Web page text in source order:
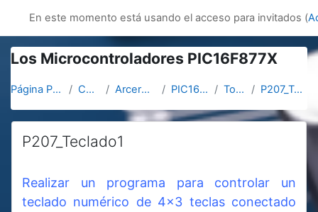
innovacion
En este momento está usando el acceso para invitados (
Los Microcontroladores PIC16F877X
Página Principal Cursos Arcerobotica PIC16F877X Topic 4 P207_Teclado1
P207_Teclado1
Realizar un programa para controlar un
teclado numérico de 4x3 teclas conectado